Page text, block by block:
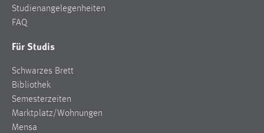
Studienangelegenheiten
FAQ
Für Studis
Schwarzes Brett
Bibliothek
Semesterzeiten
Marktplatz/Wohnungen
Mensa
Zweck:
Cookie Laufzeit:
Chat
Name: